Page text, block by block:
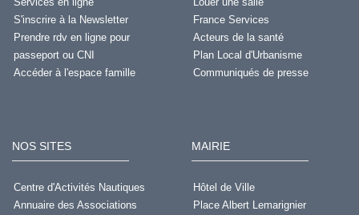
S'inscrire à la Newsletter
Prendre rdv en ligne pour
passeport ou CNI
Accéder à l'espace famille
France Services
Acteurs de la santé
Plan Local d'Urbanisme
Communiqués de presse
NOS SITES
Centre d'Activités Nautiques
Annuaire des Associations
MAIRIE
Hôtel de Ville
Place Albert Lemarignier